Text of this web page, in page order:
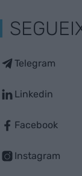
Telegram
Linkedin
Facebook
Instagram